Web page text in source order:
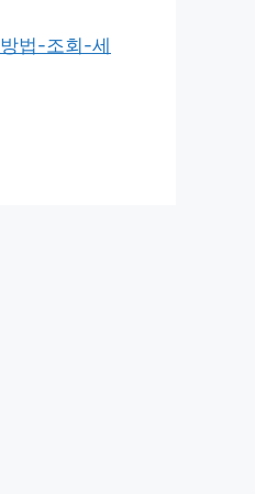
법-조회-세